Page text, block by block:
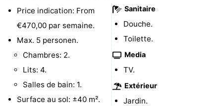
vélo
Équitation
Terrains
de
golf
Surfen
Peche
Sportive
Equitation
Glossopètre
Price indication: From
€470,00 par semaine.
Max. 5 personen.
Chambres: 2.
Lits: 4.
Salles de bain: 1.
Surface au sol: ±40 m².
Sanitaire
Douche.
Toilette.
Media
TV.
Extérieur
Jardin.